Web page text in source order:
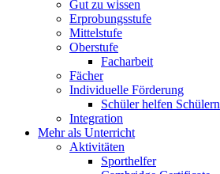
Gut zu wissen
Erprobungsstufe
Mittelstufe
Oberstufe
Facharbeit
Fächer
Individuelle Förderung
Schüler helfen Schülern
Integration
Mehr als Unterricht
Aktivitäten
Sporthelfer